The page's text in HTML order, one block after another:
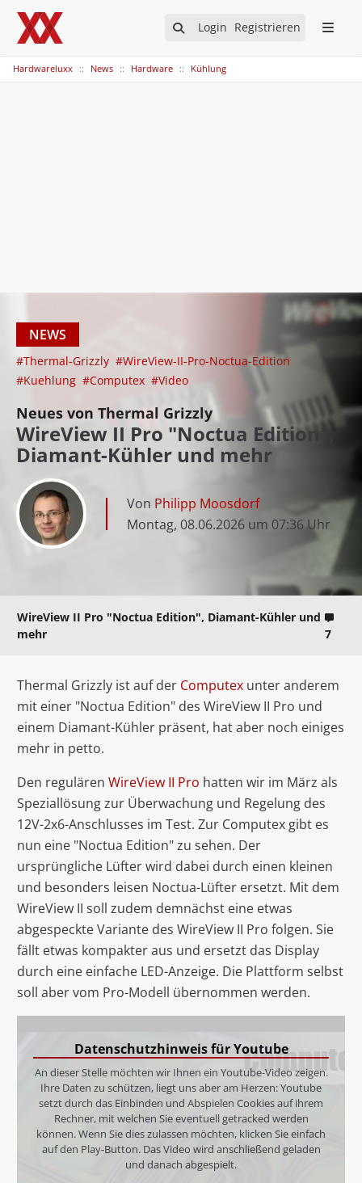
Login Registrieren
Hardwareluxx News Hardware Kühlung
NEWS
#Thermal-Grizzly #WireView-II-Pro-Noctua-Edition
#Kuehlung #Computex #Video
Neues von Thermal Grizzly
WireView II Pro "Noctua Edition",
Diamant-Kühler und mehr
Von Philipp Moosdorf
Montag, 08.06.2026 um 07:36 Uhr
WireView II Pro "Noctua Edition", Diamant-Kühler und
mehr
7
Thermal Grizzly ist auf der Computex unter anderem
mit einer "Noctua Edition" des WireView II Pro und
einem Diamant-Kühler präsent, hat aber noch einiges
mehr in petto.
Den regulären WireView II Pro hatten wir im März als
Speziallösung zur Überwachung und Regelung des
12V-2x6-Anschlusses im Test. Zur Computex gibt es
nun eine "Noctua Edition" zu sehen. Der
ursprüngliche Lüfter wird dabei durch einen kleinen
und besonders leisen Noctua-Lüfter ersetzt. Mit dem
WireView II soll zudem demnächst eine etwas
abgespeckte Variante des WireView II Pro folgen. Sie
fällt etwas kompakter aus und ersetzt das Display
durch eine einfache LED-Anzeige. Die Plattform selbst
soll aber vom Pro-Modell übernommen werden.
Datenschutzhinweis für Youtube
An dieser Stelle möchten wir Ihnen ein Youtube-Video zeigen.
Ihre Daten zu schützen, liegt uns aber am Herzen: Youtube
setzt durch das Einbinden und Abspielen Cookies auf ihrem
Rechner, mit welchen Sie eventuell getracked werden
können. Wenn Sie dies zulassen möchten, klicken Sie einfach
auf den Play-Button. Das Video wird anschließend geladen
und danach abgespielt.